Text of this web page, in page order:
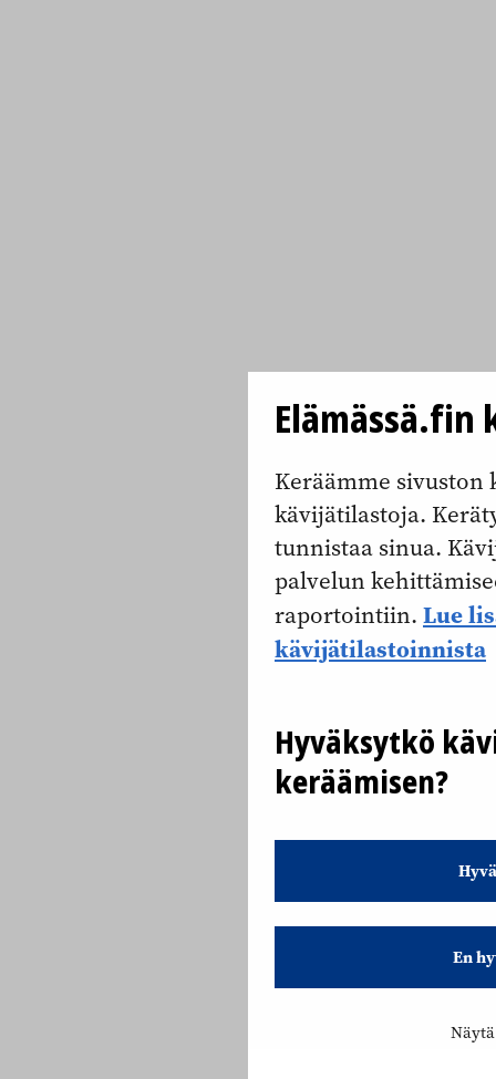
Keräämme sivuston
kävijätilastoja.
tunnistaa sinua.
palvelun
raportointiin. Lue
kävijätilastoinnista
Hyväksytkö
keräämisen?
En